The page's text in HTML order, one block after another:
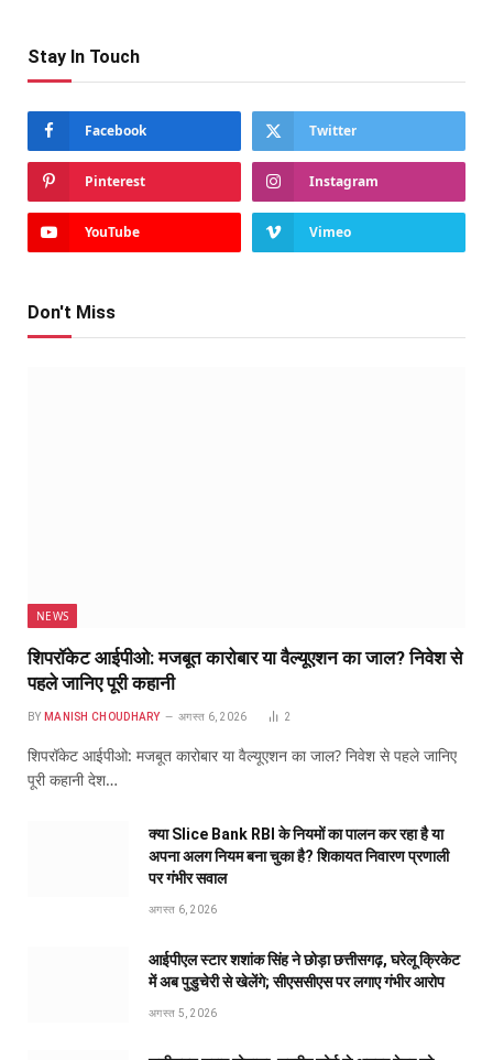
Stay In Touch
Facebook Twitter
Pinterest Instagram
YouTube Vimeo
Don't Miss
NEWS
शिपरॉकेट आईपीओ: मजबूत कारोबार या वैल्यूएशन का जाल? निवेश से
पहले जानिए पूरी कहानी
BY MANISH CHOUDHARY अगस्त 6, 2026 2
शिपरॉकेट आईपीओ: मजबूत कारोबार या वैल्यूएशन का जाल? निवेश से पहले जानिए
पूरी कहानी देश…
क्या Slice Bank RBI के नियमों का पालन कर रहा है या
अपना अलग नियम बना चुका है? शिकायत निवारण प्रणाली
पर गंभीर सवाल
अगस्त 6, 2026
आईपीएल स्टार शशांक सिंह ने छोड़ा छत्तीसगढ़, घरेलू क्रिकेट
में अब पुडुचेरी से खेलेंगे; सीएससीएस पर लगाए गंभीर आरोप
अगस्त 5, 2026